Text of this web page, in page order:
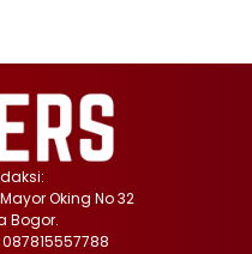
Oking No 32
Bogor.